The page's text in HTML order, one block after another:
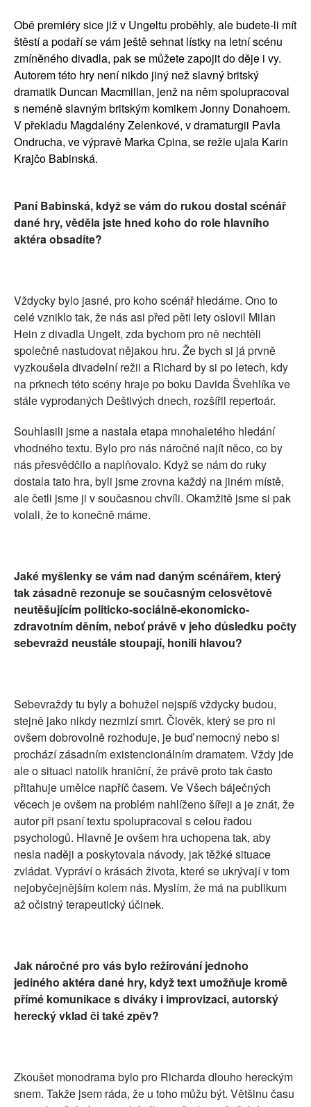
Obě premiéry sice již v Ungeltu proběhly, ale budete-li mít
štěstí a podaří se vám ještě sehnat lístky na letní scénu
zmíněného divadla, pak se můžete zapojit do děje i vy.
Autorem této hry není nikdo jiný než slavný britský
dramatik Duncan Macmillan, jenž na něm spolupracoval
s neméně slavným britským komikem Jonny Donahoem.
V překladu Magdalény Zelenkové, v dramaturgii Pavla
Ondrucha, ve výpravě Marka Cpina, se režie ujala Karin
Krajčo Babinská.
Paní Babinská, když se vám do rukou dostal scénář
dané hry, věděla jste hned koho do role hlavního
aktéra obsadíte?
Vždycky bylo jasné, pro koho scénář hledáme. Ono to
celé vzniklo tak, že nás asi před pěti lety oslovil Milan
Hein z divadla Ungelt, zda bychom pro ně nechtěli
společně nastudovat nějakou hru. Že bych si já prvně
vyzkoušela divadelní režii a Richard by si po letech, kdy
na prknech této scény hraje po boku Davida Švehlíka ve
stále vyprodaných Deštivých dnech, rozšířil repertoár.
Souhlasili jsme a nastala etapa mnohaletého hledání
vhodného textu. Bylo pro nás náročné najít něco, co by
nás přesvědčilo a naplňovalo. Když se nám do ruky
dostala tato hra, byli jsme zrovna každý na jiném místě,
ale četli jsme ji v současnou chvíli. Okamžitě jsme si pak
volali, že to konečně máme.
Jaké myšlenky se vám nad daným scénářem, který
tak zásadně rezonuje se současným celosvětově
neutěšujícím politicko-sociálně-ekonomicko-
zdravotním děním, neboť právě v jeho důsledku počty
sebevražd neustále stoupají, honili hlavou?
Sebevraždy tu byly a bohužel nejspíš vždycky budou,
stejně jako nikdy nezmizí smrt. Člověk, který se pro ni
ovšem dobrovolně rozhoduje, je buď nemocný nebo si
prochází zásadním existencionálním dramatem. Vždy jde
ale o situaci natolik hraniční, že právě proto tak často
přitahuje umělce napříč časem. Ve Všech báječných
věcech je ovšem na problém nahlíženo šířeji a je znát, že
autor při psaní textu spolupracoval s celou řadou
psychologů. Hlavně je ovšem hra uchopena tak, aby
nesla naději a poskytovala návody, jak těžké situace
zvládat. Vypráví o krásách života, které se ukrývají v tom
nejobyčejnějším kolem nás. Myslím, že má na publikum
až očistný terapeutický účinek.
Jak náročné pro vás bylo režírování jednoho
jediného aktéra dané hry, když text umožňuje kromě
přímé komunikace s diváky i improvizaci, autorský
herecký vklad či také zpěv?
Zkoušet monodrama bylo pro Richarda dlouho hereckým
snem. Takže jsem ráda, že u toho můžu být. Většinu času